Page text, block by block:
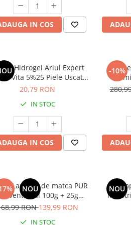
IN COS
Hidrogel Ariul Expert
Vita 5%25 Piele Uscată
și Ternă, 23g
20,79 RON
IN STOC
IN COS
-10%
NOU
Laptisor de matca PUR
100g + 25g
CADOU
RON139,99 RON
IN STOC
NOU
pentru